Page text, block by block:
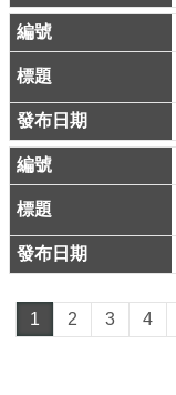
放
宣
告
隱
私
權
及
網
站
安
全
1 2 3 4